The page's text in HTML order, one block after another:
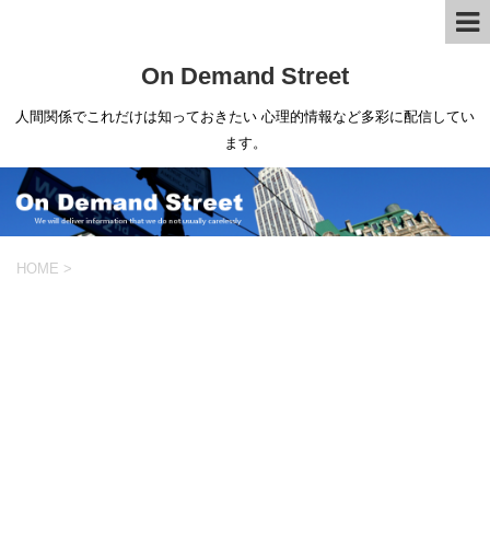
On Demand Street
人間関係でこれだけは知っておきたい 心理的情報など多彩に配信してい
ます。
HOME >